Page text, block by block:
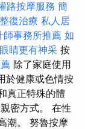
路按摩服務 簡
復治療 私人居
師事務所推薦 如
睛更有神采 按
除了家庭使用
於健康或色情按
真正特殊的體
密方式。 在性
潮。 努魯按摩